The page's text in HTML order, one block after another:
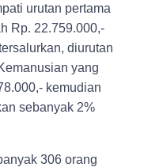
urutan pertama
Rp. 22.759.000,-
diurutan
yang
kemudian
sebanyak 2%
306 orang